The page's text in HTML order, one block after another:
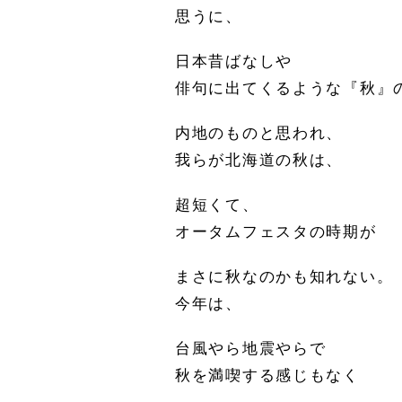
思うに、
日本昔ばなしや
俳句に出てくるような『秋』
内地のものと思われ、
我らが北海道の秋は、
超短くて、
オータムフェスタの時期が
まさに秋なのかも知れない。
今年は、
台風やら地震やらで
秋を満喫する感じもなく